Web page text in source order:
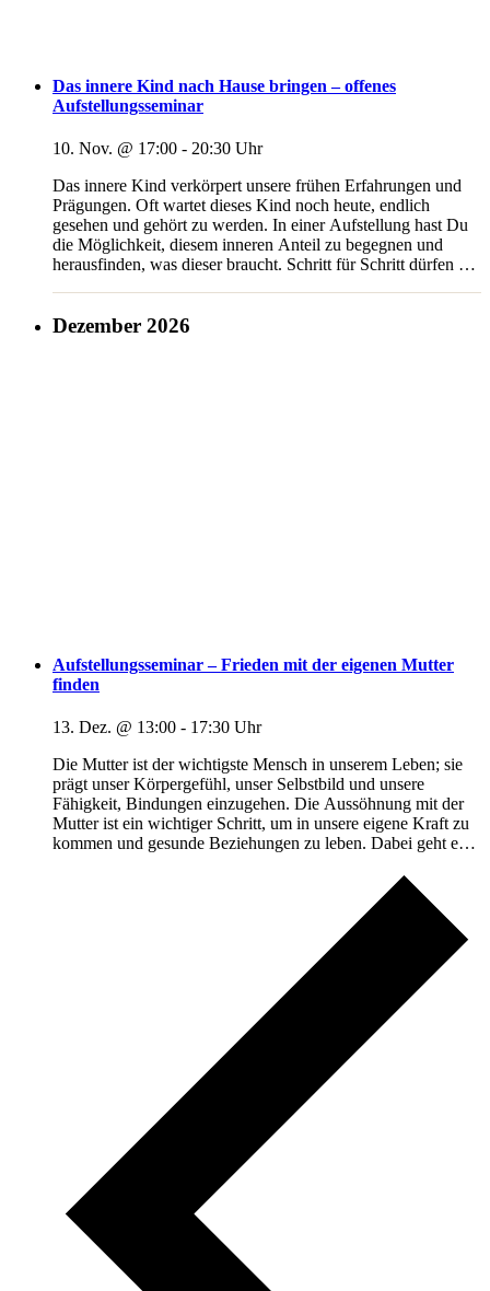
Das innere Kind nach Hause bringen – offenes
Aufstellungsseminar
10. Nov. @ 17:00 - 20:30
Das innere Kind verkörpert unsere frühen Erfahrungen und
Prägungen. Oft wartet dieses Kind noch heute, endlich
gesehen und gehört zu werden. In einer Aufstellung hast Du
die Möglichkeit, diesem inneren Anteil zu begegnen und
herausfinden, was dieser braucht. Schritt für Schritt dürfen die
Dezember 2026
Aufstellungsseminar – Frieden mit der eigenen Mutter
finden
13. Dez. @ 13:00 - 17:30
Die Mutter ist der wichtigste Mensch in unserem Leben; sie
prägt unser Körpergefühl, unser Selbstbild und unsere
Fähigkeit, Bindungen einzugehen. Die Aussöhnung mit der
Mutter ist ein wichtiger Schritt, um in unsere eigene Kraft zu
kommen und gesunde Beziehungen zu leben. Dabei geht es